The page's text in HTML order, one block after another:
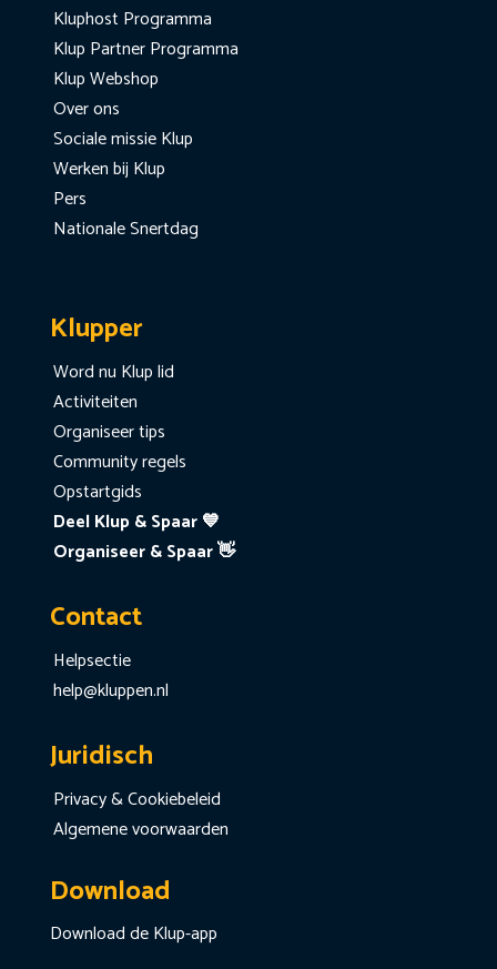
Kluphost Programma
Klup Partner Programma
Klup Webshop
Over ons
Sociale missie Klup
Werken bij Klup
Pers
Nationale Snertdag
Klupper
Word nu Klup lid
Activiteiten
Organiseer tips
Community regels
Opstartgids
Deel Klup & Spaar 💙
Organiseer & Spaar 👋
Contact
Helpsectie
help@kluppen.nl
Juridisch
Privacy & Cookiebeleid
Algemene voorwaarden
Download
Download de Klup-app